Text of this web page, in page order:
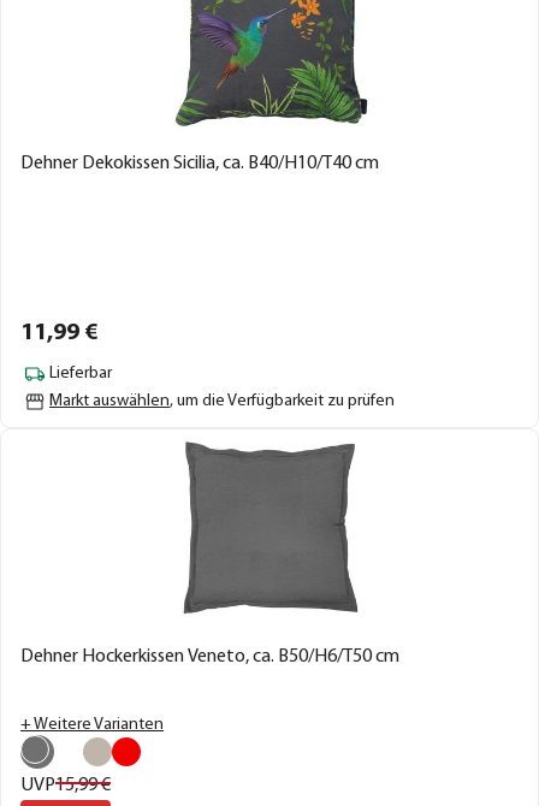
Dehner Dekokissen Sicilia, ca. B40/H10/T40 cm
11,99 €
Lieferbar
Markt auswählen, um die Verfügbarkeit zu prüfen
Dehner Hockerkissen Veneto, ca. B50/H6/T50 cm
+ Weitere Varianten
UVP15,99€